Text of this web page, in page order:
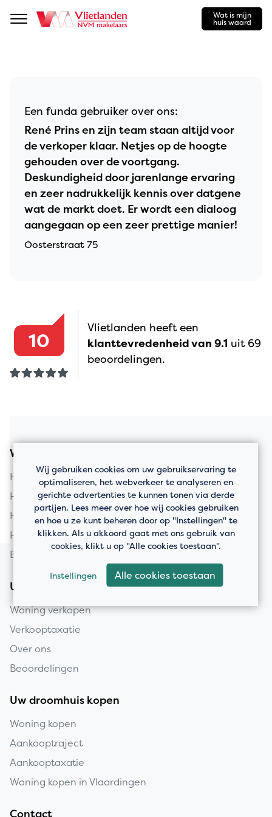
Navigation
Wat is mijn
huis waard
Een funda gebruiker over ons:
René Prins en zijn team staan altijd voor
de verkoper klaar. Netjes op de hoogte
gehouden over de voortgang.
Deskundigheid door jarenlange ervaring
en zeer nadrukkelijk kennis over datgene
wat de markt doet. Er wordt een dialoog
aangegaan op een zeer prettige manier!
Oosterstraat 75
10
Vlietlanden heeft een
klanttevredenheid van 9.1 uit 69
beoordelingen.
Woningaanbod
Huis kopen in Vlaardingen
Huis kopen in Schiedam
Huis kopen in Rotterdam
Huis kopen in Maassluis
Bedrijfspanden
Uw huis verkopen
Woning verkopen
Verkooptaxatie
Over ons
Beoordelingen
Uw droomhuis kopen
Woning kopen
Aankooptraject
Aankooptaxatie
Woning kopen in Vlaardingen
Contact
Wij gebruiken cookies om uw gebruikservaring te
optimaliseren, het webverkeer te analyseren en
gerichte advertenties te kunnen tonen via derde
partijen. Lees meer over hoe wij cookies gebruiken
en hoe u ze kunt beheren door op "Instellingen" te
klikken. Als u akkoord gaat met ons gebruik van
cookies, klikt u op "Alle cookies toestaan".
Instellingen Alle cookies toestaan